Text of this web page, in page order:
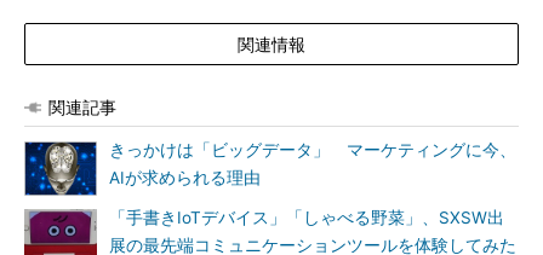
関連情報
関連記事
きっかけは「ビッグデータ」 マーケティングに今、
AIが求められる理由
「手書きIoTデバイス」「しゃべる野菜」、SXSW出
展の最先端コミュニケーションツールを体験してみた